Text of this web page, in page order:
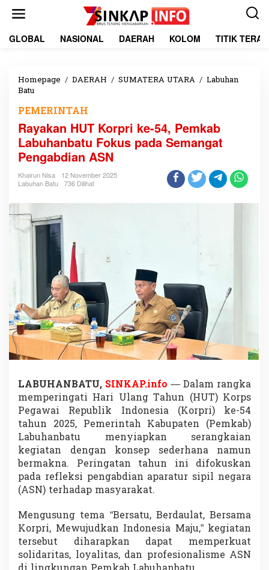
GLOBAL NASIONAL DAERAH KOLOM TITIK
Homepage / DAERAH / SUMATERA UTARA / Labuhan
Batu
y
a
k
a
n
H
U
T
r
p
i
5
4
,
P
e
k
b
L
a
b
u
h
a
n
b
a
t
F
o
k
u
s
p
PEMERINTAH
Rayakan HUT Korpri ke-54, Pemkab
Labuhanbatu Fokus pada Semangat
Pengabdian ASN
Khairun Nisa
12 November 2025
Labuhan Batu
736 Dilihat
LABUHANBATU, SINKAP.info — Dalam rangka
memperingati Hari Ulang Tahun (HUT) Korps
Pegawai Republik Indonesia (Korpri) ke-54
tahun 2025, Pemerintah Kabupaten (Pemkab)
Labuhanbatu menyiapkan serangkaian
kegiatan dengan konsep sederhana namun
bermakna. Peringatan tahun ini difokuskan
pada refleksi pengabdian aparatur sipil negara
(ASN) terhadap masyarakat.
Mengusung tema “Bersatu, Berdaulat, Bersama
Korpri, Mewujudkan Indonesia Maju,” kegiatan
tersebut diharapkan dapat memperkuat
solidaritas, loyalitas, dan profesionalisme ASN